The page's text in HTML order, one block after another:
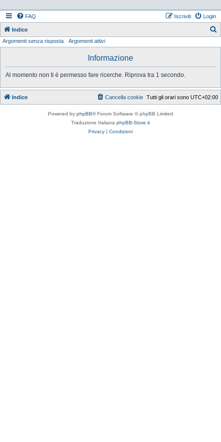
FAQ Login
Iscriviti
Indice
Argomenti senza risposta Argomenti attivi
Informazione
Al momento non ti è permesso fare ricerche. Riprova tra 1 secondo.
Indice Tutti gli orari sono UTC+02:00
Cancella cookie
Powered by phpBB® Forum Software © phpBB Limited
Traduzione Italiana phpBB-Store.it
Privacy | Condizioni